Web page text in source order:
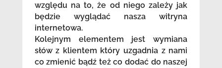
względu na to, że od niego zależy jak
będzie wyglądać nasza witryna
internetowa.
Kolejnym elementem jest wymiana
słów z klientem który uzgadnia z nami
co zmienić bądź też co dodać do naszej